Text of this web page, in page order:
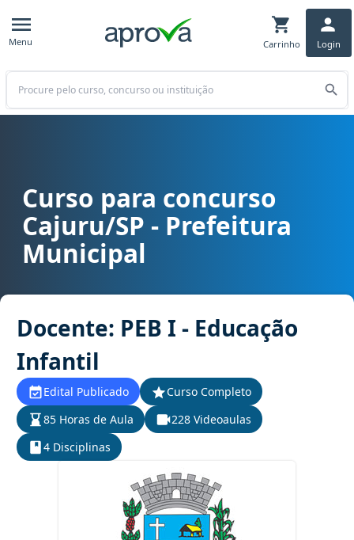
Menu Carrinho Login
Buscar
Curso para concurso Cajuru/SP - Prefeitura Municipal cargo
Curso para concurso
Cajuru/SP - Prefeitura
Municipal
Docente: PEB I - Educação
Infantil
Edital Publicado
Curso Completo
85 Horas de Aula
228 Videoaulas
4 Disciplinas